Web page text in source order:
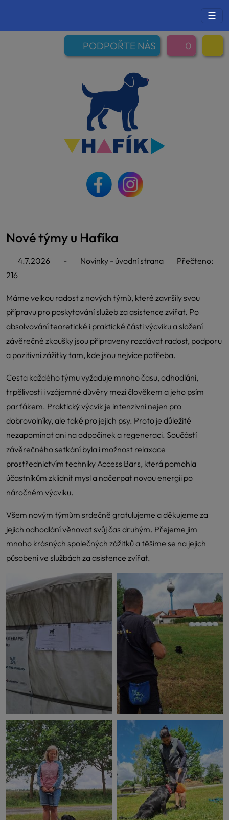
☰
PODPOŘTE NÁS 0
Nové týmy u Hafíka
4.7.2026 - Novinky - úvodní strana
Přečteno:
216
Máme velkou radost z nových týmů, které završily svou
přípravu pro poskytování služeb za asistence zvířat. Po
absolvování teoretické i praktické části výcviku a složení
závěrečné zkoušky jsou připraveny rozdávat radost, podporu
a pozitivní zážitky tam, kde jsou nejvíce potřeba.
Cesta každého týmu vyžaduje mnoho času, odhodlání,
trpělivosti i vzájemné důvěry mezi člověkem a jeho psím
parťákem. Praktický výcvik je intenzivní nejen pro
dobrovolníky, ale také pro jejich psy. Proto je důležité
nezapomínat ani na odpočinek a regeneraci. Součástí
závěrečného setkání byla i možnost relaxace
prostřednictvím techniky Access Bars, která pomohla
účastníkům zklidnit mysl a načerpat novou energii po
náročném výcviku.
Všem novým týmům srdečně gratulujeme a děkujeme za
jejich odhodlání věnovat svůj čas druhým. Přejeme jim
mnoho krásných společných zážitků a těšíme se na jejich
působení ve službách za asistence zvířat.